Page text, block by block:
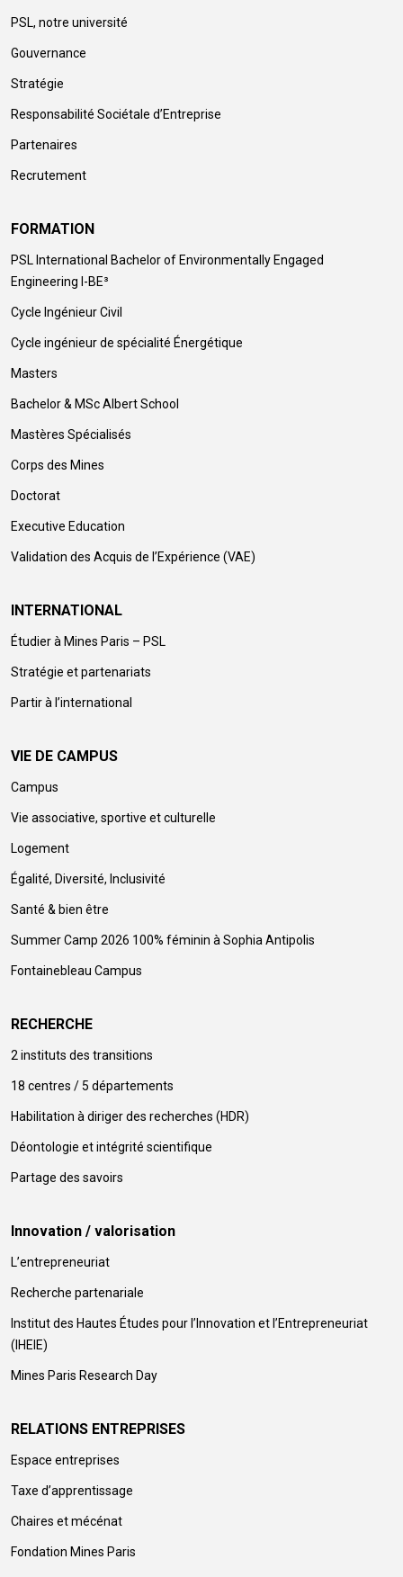
PSL, notre université
Gouvernance
Stratégie
Responsabilité Sociétale d’Entreprise
Partenaires
Recrutement
FORMATION
PSL International Bachelor of Environmentally Engaged
Engineering I-BE³​​​
Cycle Ingénieur Civil
Cycle ingénieur de spécialité Énergétique
Masters
Bachelor & MSc Albert School
Mastères Spécialisés
Corps des Mines
Doctorat
Executive Education
Validation des Acquis de l’Expérience (VAE)
INTERNATIONAL
Étudier à Mines Paris – PSL
Stratégie et partenariats
Partir à l’international
VIE DE CAMPUS
Campus
Vie associative, sportive et culturelle
Logement
Égalité, Diversité, Inclusivité
Santé & bien être
Summer Camp 2026 100% féminin à Sophia Antipolis
Fontainebleau Campus
RECHERCHE
2 instituts des transitions
18 centres / 5 départements
Habilitation à diriger des recherches (HDR)
Déontologie et intégrité scientifique
Partage des savoirs
Innovation / valorisation
L’entrepreneuriat
Recherche partenariale
Institut des Hautes Études pour l’Innovation et l’Entrepreneuriat
(IHEIE)
Mines Paris Research Day
RELATIONS ENTREPRISES
Espace entreprises
Taxe d’apprentissage
Chaires et mécénat
Fondation Mines Paris